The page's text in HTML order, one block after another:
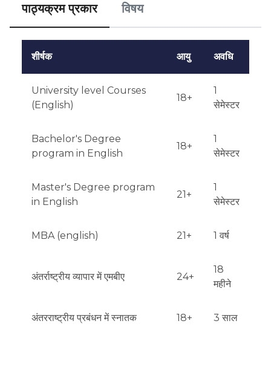
परिणामों की सूचना: परिणाम अंतर्व्यू के 2-4 सप्ताह बाद घोषित किए जाते हैं।
पाठ्यक्रम प्रकार विषय
शीर्षक आयु अवधि
University level Courses
(English)
18+
1
सेमेस्टर
Bachelor's Degree
program in English
18+
1
सेमेस्टर
Master's Degree program
in English
21+
1
सेमेस्टर
MBA (english) 21+ 1 वर्ष
अंतर्राष्ट्रीय व्यापार में एमबीए 24+
18
महीने
अंतरराष्ट्रीय प्रबंधन में स्नातक 18+ 3 साल